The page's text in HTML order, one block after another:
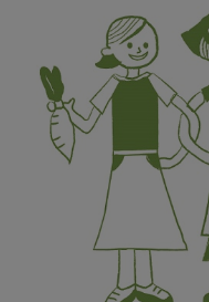
芽苗類
辛香料類
奶蛋豆・五穀
米食
麵食
特別企畫
預購活動
把最好的台灣味帶回家！
防災用品預購圓滿結束
2026年端午節預購圓滿結束
綠主張
觀點文章
社內大小事
關於合作社
認識合作社
重要公告